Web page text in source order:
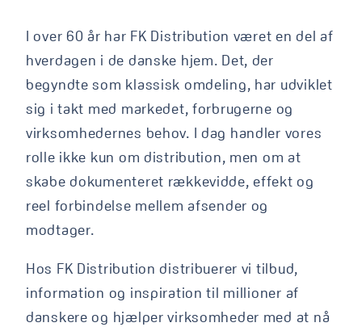
I over 60 år har FK Distribution været en del af
hverdagen i de danske hjem. Det, der
begyndte som klassisk omdeling, har udviklet
sig i takt med markedet, forbrugerne og
virksomhedernes behov. I dag handler vores
rolle ikke kun om distribution, men om at
skabe dokumenteret rækkevidde, effekt og
reel forbindelse mellem afsender og
modtager.
Hos FK Distribution distribuerer vi tilbud,
information og inspiration til millioner af
danskere og hjælper virksomheder med at nå